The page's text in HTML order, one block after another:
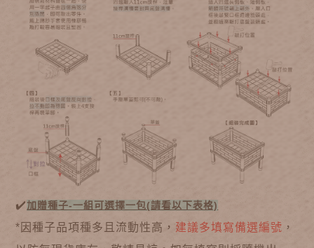
✔️加贈種子-一組可選擇一包(請看以下表格)
*因種子品項種多且流動性高， 建議多填寫備選編號 ，